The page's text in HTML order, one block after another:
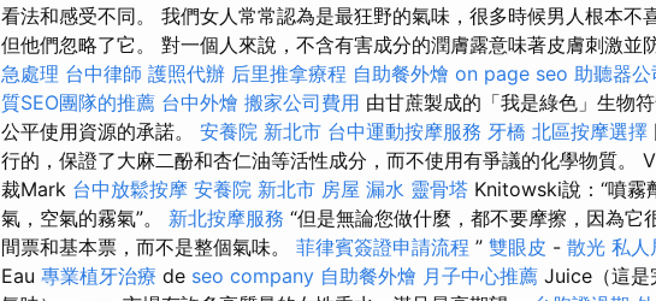
看法和感受不同。 我們女人常常認為是最狂野的氣味，很多時候男人根本不
但他們忽略了它。 對一個人來說，不含有害成分的潤膚露意味著皮膚刺激並
急處理 台中律師 護照代辦 后里推拿療程 自助餐外燴 on page seo 助聽器公
質SEO團隊的推薦 台中外燴 搬家公司費用 由甘蔗製成的「我是綠色」生物
公平使用資源的承諾。 安養院 新北市 台中運動按摩服務 牙橋 北區按摩選擇
行的，保證了大麻二酚和杏仁油等活性成分，而不使用有爭議的化學物質。
裁Mark 台中放鬆按摩 安養院 新北市 房屋 漏水 靈骨塔 Knitowski說：“噴霧
氣，空氣的霧氣”。 新北按摩服務 “但是無論您做什麼，都不要摩擦，因為它
間票和基本票，而不是整個氣味。 菲律賓簽證申請流程 ” 雙眼皮 - 散光 私人
Eau 專業植牙治療 de seo company 自助餐外燴 月子中心推薦 Juice（這是